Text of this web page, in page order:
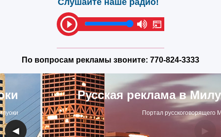
Слушайте наше радио!
По вопросам рекламы звоните: 770-824-3333
Русская реклама в Милуоки
Портал русскоговорящего Милуоки
◀ ▶